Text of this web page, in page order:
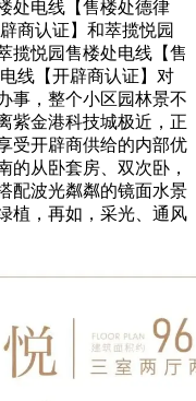
处电线【售楼处德律
商认证】和萃揽悦园
揽悦园售楼处电线【售
线【开辟商认证】对
事，整个小区园林景不
紫金港科技城极近，正
受开辟商供给的内部优
的从卧套房、双次卧，
配波光粼粼的镜面水景
植，再如，采光、通风